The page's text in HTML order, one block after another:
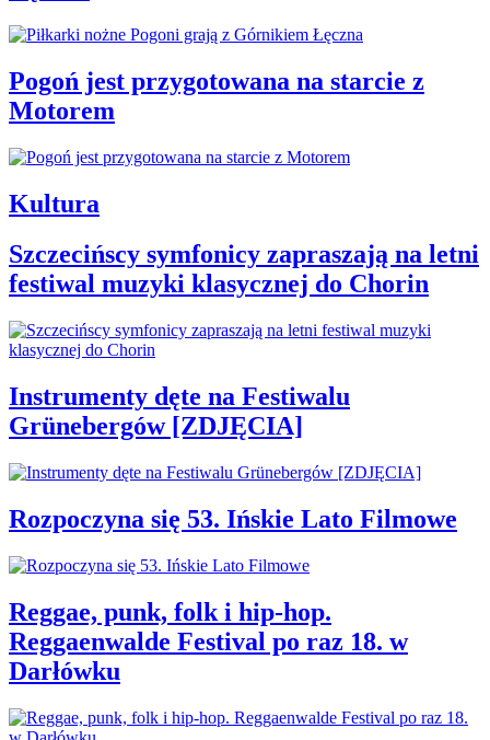
Pogoń jest przygotowana na starcie z
Motorem
Kultura
Szczecińscy symfonicy zapraszają na letni
festiwal muzyki klasycznej do Chorin
Instrumenty dęte na Festiwalu
Grünebergów [ZDJĘCIA]
Rozpoczyna się 53. Ińskie Lato Filmowe
Reggae, punk, folk i hip-hop.
Reggaenwalde Festival po raz 18. w
Darłówku